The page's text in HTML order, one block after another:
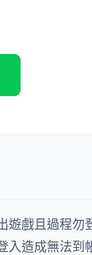
遊戲且過程勿
入造成無法到